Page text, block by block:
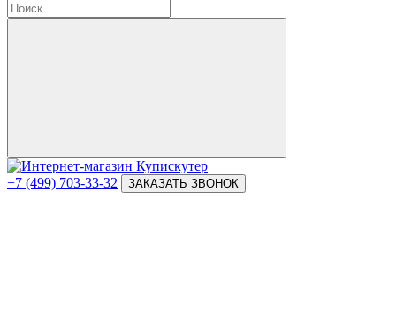
+7 (499) 703-33-32 ЗАКАЗАТЬ ЗВОНОК